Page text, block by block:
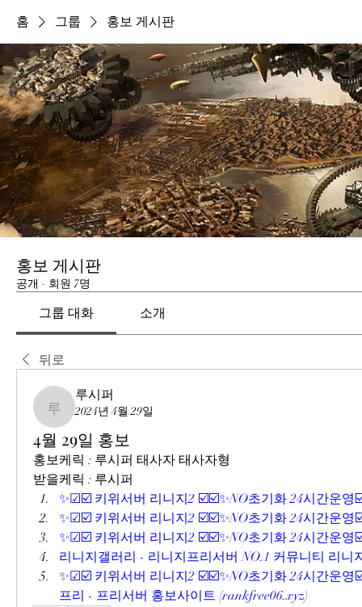
홈 그룹 홍보 게시판
홍보 게시판
공개 · 회원 7명
그룹 대화 소개
뒤로
루시퍼
루시퍼
2024년 4월 29일
4월 29일 홍보
홍보케릭 : 루시퍼 태사자 태사자형
받을케릭 : 루시퍼
✨☑☑️ 키위서버 리니지2 ☑️☑️✨NO초기화 24시간운영
✨☑☑️ 키위서버 리니지2 ☑️☑️✨NO초기화 24시간운영
✨☑☑️ 키위서버 리니지2 ☑️☑️✨NO초기화 24시간운영
리니지갤러리 - 리니지프리서버 NO.1 커뮤니티 리니
✨☑☑️ 키위서버 리니지2 ☑️☑️✨NO초기화 24시간운영
프리 - 프리서버 홍보사이트 (rankfree06.xyz)